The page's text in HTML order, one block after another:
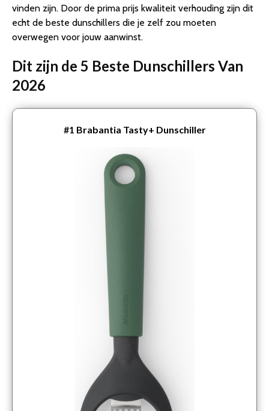
vinden zijn. Door de prima prijs kwaliteit verhouding zijn dit
echt de beste dunschillers die je zelf zou moeten
overwegen voor jouw aanwinst.
Dit zijn de 5 Beste Dunschillers Van
2026
#1 Brabantia Tasty+ Dunschiller